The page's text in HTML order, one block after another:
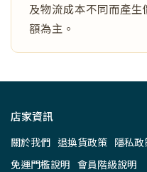
及物流成本不同而產
額為主。
店家資訊
關於我們 退換貨政策 隱私政
免運門檻說明 會員階級說明